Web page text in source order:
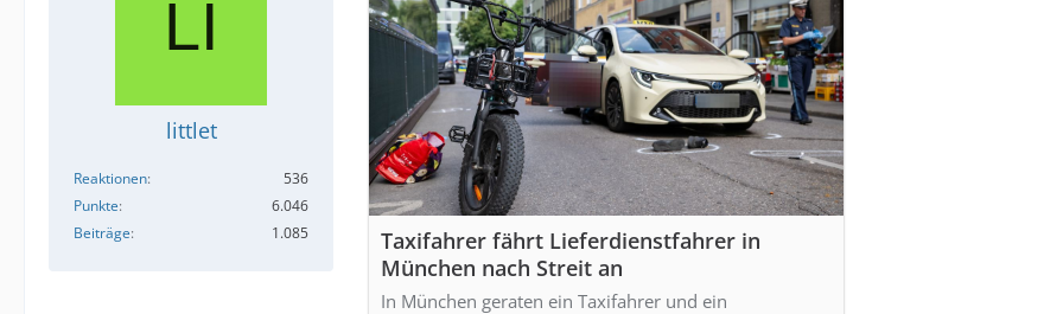
littlet
Reaktionen
536
Punkte
6.046
Beiträge
1.085
Taxifahrer fährt Lieferdienstfahrer in
München nach Streit an
In München geraten ein Taxifahrer und ein